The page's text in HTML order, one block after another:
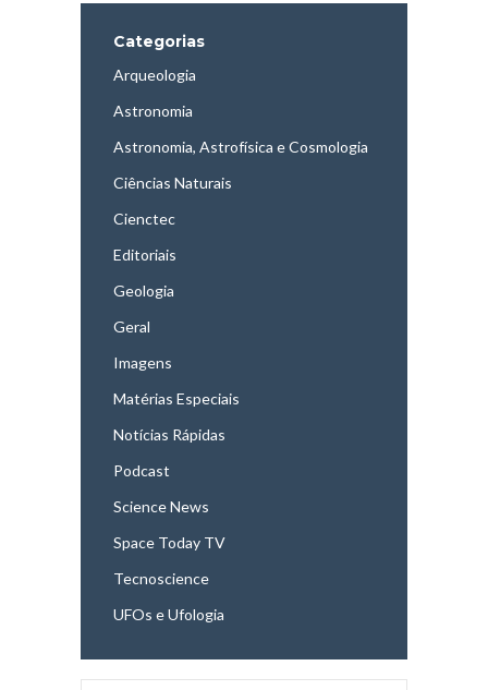
Categorias
Arqueologia
Astronomia
Astronomia, Astrofísica e Cosmologia
Ciências Naturais
Cienctec
Editoriais
Geologia
Geral
Imagens
Matérias Especiais
Notícias Rápidas
Podcast
Science News
Space Today TV
Tecnoscience
UFOs e Ufologia